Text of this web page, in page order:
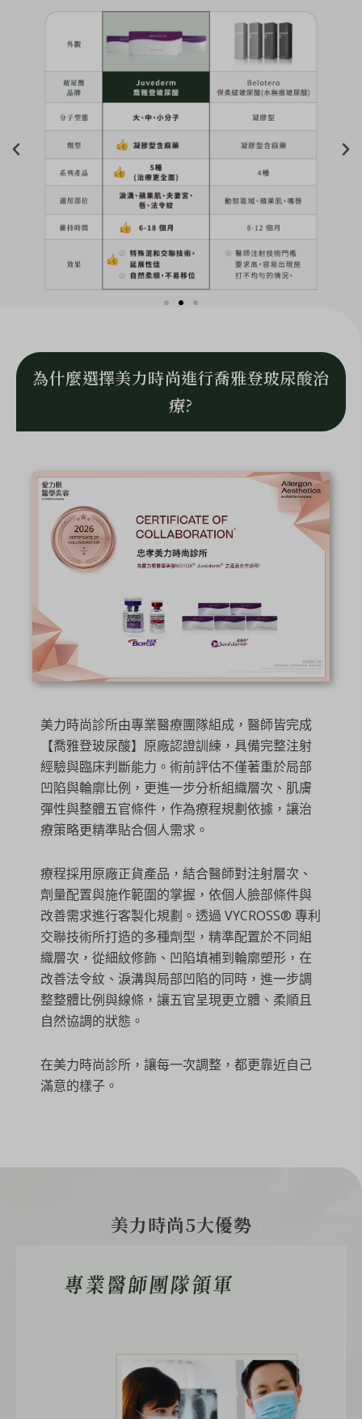
為什麼選擇美力時尚進行喬雅登玻尿酸治
療?
美力時尚診所由專業醫療團隊組成，醫師皆完成
【喬雅登玻尿酸】原廠認證訓練，具備完整注射
經驗與臨床判斷能力。術前評估不僅著重於局部
凹陷與輪廓比例，更進一步分析組織層次、肌膚
彈性與整體五官條件，作為療程規劃依據，讓治
療策略更精準貼合個人需求。
療程採用原廠正貨產品，結合醫師對注射層次、
劑量配置與施作範圍的掌握，依個人臉部條件與
改善需求進行客製化規劃。透過 VYCROSS® 專利
交聯技術所打造的多種劑型，精準配置於不同組
織層次，從細紋修飾、凹陷填補到輪廓塑形，在
改善法令紋、淚溝與局部凹陷的同時，進一步調
整整體比例與線條，讓五官呈現更立體、柔順且
自然協調的狀態。
在美力時尚診所，讓每一次調整，都更靠近自己
滿意的樣子。
美力時尚5大優勢